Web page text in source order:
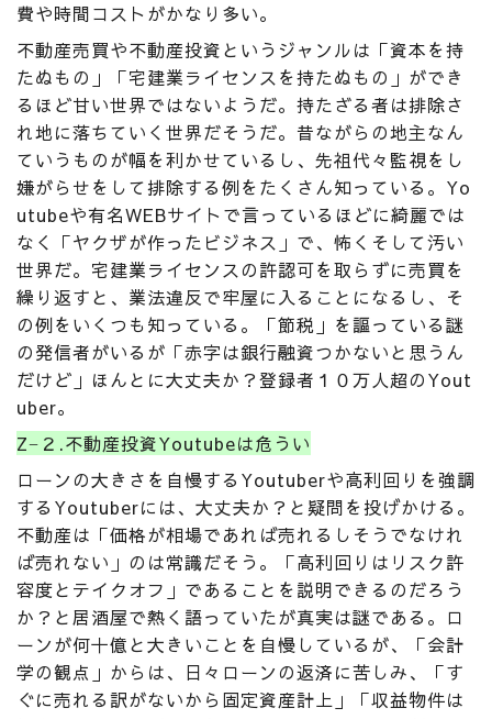
費や時間コストがかなり多い。
不動産売買や不動産投資というジャンルは「資本を持
たぬもの」「宅建業ライセンスを持たぬもの」ができ
るほど甘い世界ではないようだ。持たざる者は排除さ
れ地に落ちていく世界だそうだ。昔ながらの地主なん
ていうものが幅を利かせているし、先祖代々監視をし
嫌がらせをして排除する例をたくさん知っている。Yo
utubeや有名WEBサイトで言っているほどに綺麗では
なく「ヤクザが作ったビジネス」で、怖くそして汚い
世界だ。宅建業ライセンスの許認可を取らずに売買を
繰り返すと、業法違反で牢屋に入ることになるし、そ
の例をいくつも知っている。「節税」を謳っている謎
の発信者がいるが「赤字は銀行融資つかないと思うん
だけど」ほんとに大丈夫か？登録者１０万人超のYout
uber。
Z−２.不動産投資Youtubeは危うい
ローンの大きさを自慢するYoutuberや高利回りを強調
するYoutuberには、大丈夫か？と疑問を投げかける。
不動産は「価格が相場であれば売れるしそうでなけれ
ば売れない」のは常識だそう。「高利回りはリスク許
容度とテイクオフ」であることを説明できるのだろう
か？と居酒屋で熱く語っていたが真実は謎である。ロ
ーンが何十億と大きいことを自慢しているが、「会計
学の観点」からは、日々ローンの返済に苦しみ、「す
ぐに売れる訳がないから固定資産計上」「収益物件は